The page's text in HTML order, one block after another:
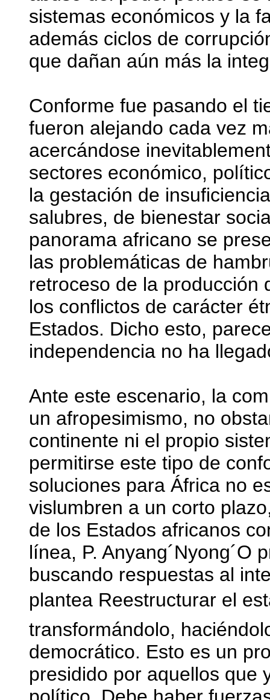
sistemas económicos y la
además ciclos de
que dañan aún más la
Conforme fue pasando el
fueron alejando cada vez
acercándose
sectores económico,
la gestación de
salubres, de bienestar
panorama africano se
las problemáticas de
retroceso de la producción
los conflictos de carácter
Estados. Dicho esto,
independencia no ha
Ante este escenario, la
un afropesimismo, no
continente ni el propio
permitirse este tipo de
soluciones para África no
vislumbren a un corto
de los Estados africanos
línea, P. Anyang´Nyong´O
buscando respuestas al
plantea Reestructurar el
transformándolo,
democrático. Esto es un
presidido por aquellos que